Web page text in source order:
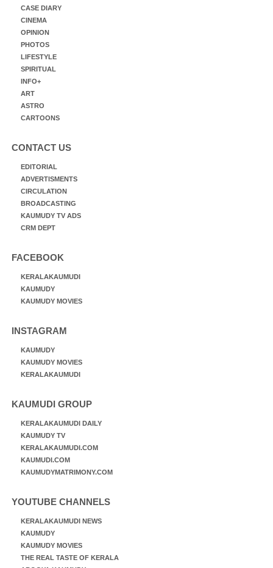
CASE DIARY
CINEMA
OPINION
PHOTOS
LIFESTYLE
SPIRITUAL
INFO+
ART
ASTRO
CARTOONS
CONTACT US
EDITORIAL
ADVERTISMENTS
CIRCULATION
BROADCASTING
KAUMUDY TV ADS
CRM DEPT
FACEBOOK
KERALAKAUMUDI
KAUMUDY
KAUMUDY MOVIES
INSTAGRAM
KAUMUDY
KAUMUDY MOVIES
KERALAKAUMUDI
KAUMUDI GROUP
KERALAKAUMUDI DAILY
KAUMUDY TV
KERALAKAUMUDI.COM
KAUMUDI.COM
KAUMUDYMATRIMONY.COM
YOUTUBE CHANNELS
KERALAKAUMUDI NEWS
KAUMUDY
KAUMUDY MOVIES
THE REAL TASTE OF KERALA